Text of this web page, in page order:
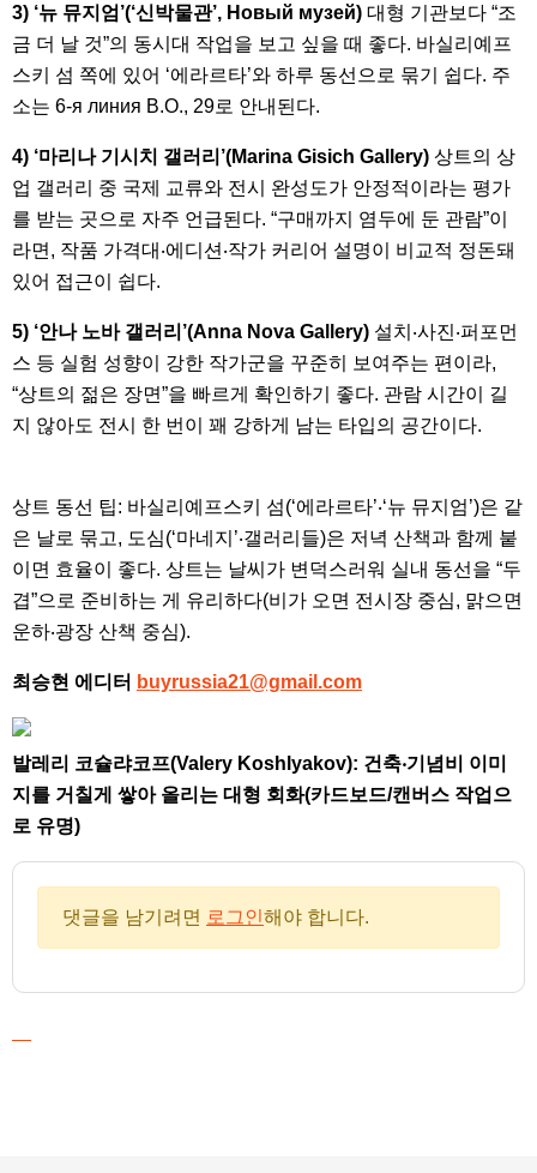
3) ‘뉴 뮤지엄’(‘신박물관’, Новый музей) 대형 기관보다 “조
금 더 날 것”의 동시대 작업을 보고 싶을 때 좋다. 바실리예프
스키 섬 쪽에 있어 ‘에라르타’와 하루 동선으로 묶기 쉽다. 주
소는 6-я линия В.О., 29로 안내된다.
4) ‘마리나 기시치 갤러리’(Marina Gisich Gallery) 상트의 상
업 갤러리 중 국제 교류와 전시 완성도가 안정적이라는 평가
를 받는 곳으로 자주 언급된다. “구매까지 염두에 둔 관람”이
라면, 작품 가격대‧에디션‧작가 커리어 설명이 비교적 정돈돼
있어 접근이 쉽다.
5) ‘안나 노바 갤러리’(Anna Nova Gallery) 설치‧사진‧퍼포먼
스 등 실험 성향이 강한 작가군을 꾸준히 보여주는 편이라,
“상트의 젊은 장면”을 빠르게 확인하기 좋다. 관람 시간이 길
지 않아도 전시 한 번이 꽤 강하게 남는 타입의 공간이다.
상트 동선 팁: 바실리예프스키 섬(‘에라르타’‧‘뉴 뮤지엄’)은 같
은 날로 묶고, 도심(‘마네지’‧갤러리들)은 저녁 산책과 함께 붙
이면 효율이 좋다. 상트는 날씨가 변덕스러워 실내 동선을 “두
겹”으로 준비하는 게 유리하다(비가 오면 전시장 중심, 맑으면
운하‧광장 산책 중심).
최승현 에디터 buyrussia21@gmail.com
발레리 코슐랴코프(Valery Koshlyakov): 건축‧기념비 이미
지를 거칠게 쌓아 올리는 대형 회화(카드보드/캔버스 작업으
로 유명)
댓글을 남기려면 로그인 해야 합니다.